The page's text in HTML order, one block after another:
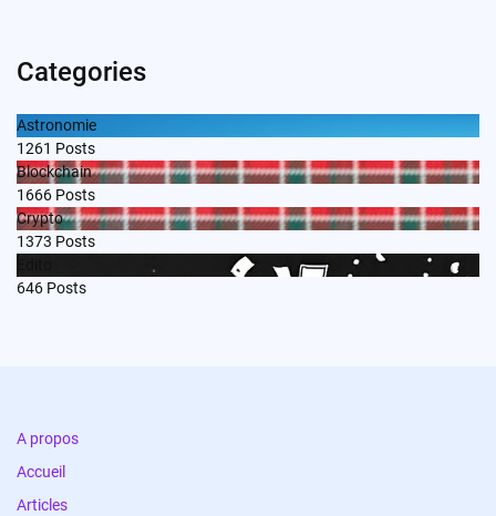
Categories
Astronomie
1261 Posts
Blockchain
1666 Posts
Crypto
1373 Posts
646 Posts
A propos
Accueil
Articles